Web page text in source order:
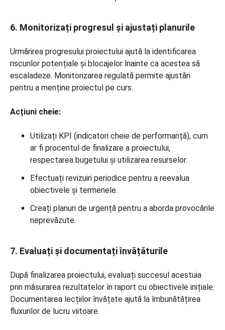
6. Monitorizați progresul și ajustați planurile
Urmărirea progresului proiectului ajută la identificarea
riscurilor potențiale și blocajelor înainte ca acestea să
escaladeze. Monitorizarea regulată permite ajustări
pentru a menține proiectul pe curs.
Acțiuni cheie:
Utilizați KPI (indicatori cheie de performanță), cum
ar fi procentul de finalizare a proiectului,
respectarea bugetului și utilizarea resurselor.
Efectuați revizuiri periodice pentru a reevalua
obiectivele și termenele.
Creați planuri de urgență pentru a aborda provocările
neprevăzute.
7. Evaluați și documentați învățăturile
După finalizarea proiectului, evaluați succesul acestuia
prin măsurarea rezultatelor în raport cu obiectivele inițiale.
Documentarea lecțiilor învățate ajută la îmbunătățirea
fluxurilor de lucru viitoare.